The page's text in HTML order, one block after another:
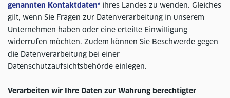
genannten Kontaktdaten* ihres Landes zu wenden. Gleiches
gilt, wenn Sie Fragen zur Datenverarbeitung in unserem
Unternehmen haben oder eine erteilte Einwilligung
widerrufen möchten. Zudem können Sie Beschwerde gegen
die Datenverarbeitung bei einer
Datenschutzaufsichtsbehörde einlegen.
Verarbeiten wir Ihre Daten zur Wahrung berechtigter